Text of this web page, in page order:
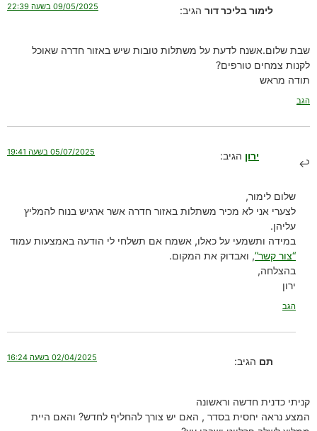
לימור בליכר דור הגיב: 09/05/2025 בשעה 22:39
שבת שלום.אשנח לדעת על משתלות טובות שיש באזור חדרה שאוכל
לקנות צמחים טורפים?
תודה מראש
הגב
ירון הגיב: 05/07/2025 בשעה 19:41
שלום לימור,
לצערי אני לא מכיר משתלות באזור חדרה אשר ארגיש בנוח להמליץ
עליהן.
במידה ותשמעי על כאלו, אשמח אם תשלחי לי הודעה באמצעות עמוד
“צור קשר”, ואבדוק את המקום.
בהצלחה,
ירון
הגב
תם הגיב: 02/04/2025 בשעה 16:24
קניתי כדנית חדשה וראשונה
המצע נראה יחסית בסדר , האם יש צורך להחליף לחדש? והאם היית